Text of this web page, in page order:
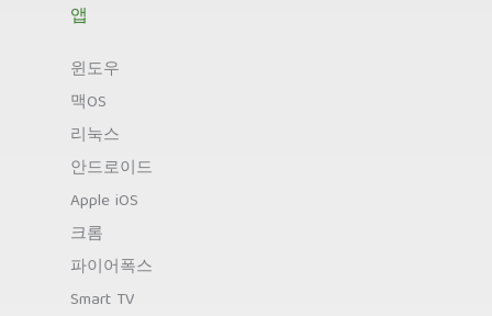
앱
윈도우
맥OS
리눅스
안드로이드
Apple iOS
크롬
파이어폭스
Smart TV